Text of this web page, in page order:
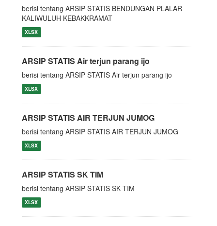
berisi tentang ARSIP STATIS BENDUNGAN PLALAR
KALIWULUH KEBAKKRAMAT
XLSX
ARSIP STATIS Air terjun parang ijo
berisi tentang ARSIP STATIS Air terjun parang ijo
XLSX
ARSIP STATIS AIR TERJUN JUMOG
berisi tentang ARSIP STATIS AIR TERJUN JUMOG
XLSX
ARSIP STATIS SK TIM
berisi tentang ARSIP STATIS SK TIM
XLSX